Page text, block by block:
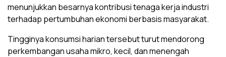
menunjukkan besarnya kontribusi tenaga kerja industri
terhadap pertumbuhan ekonomi berbasis masyarakat.
Tingginya konsumsi harian tersebut turut mendorong
perkembangan usaha mikro, kecil, dan menengah